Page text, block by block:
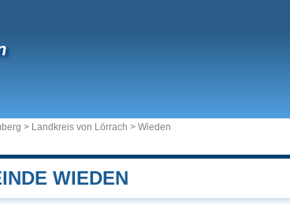
> Landkreis von Lörrach > Wieden
WIEDEN